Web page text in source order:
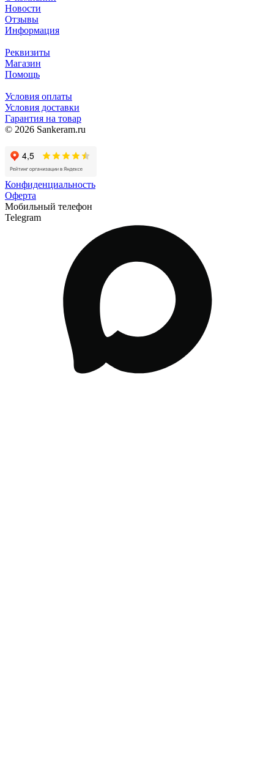
Новости
Отзывы
Информация
Реквизиты
Магазин
Помощь
Условия оплаты
Условия доставки
Гарантия на товар
© 2026 Sankeram.ru
Конфиденциальность
Оферта
Мобильный телефон
Telegram